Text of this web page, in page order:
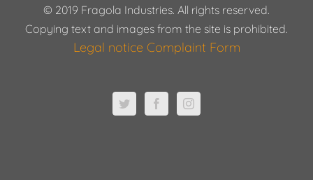
© 2019 Fragola Industries. All rights reserved.
Copying text and images from the site is prohibited.
Legal notice Complaint Form